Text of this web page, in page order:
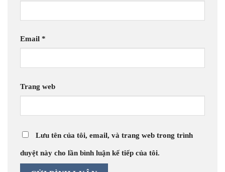
Email *
Trang web
Lưu tên của tôi, email, và trang web trong trình
duyệt này cho lần bình luận kế tiếp của tôi.